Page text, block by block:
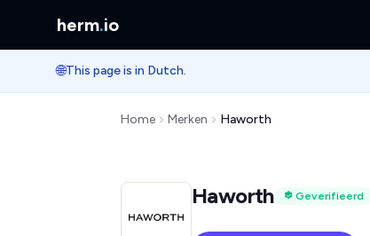
herm.io
🌐This page is in Dutch.
Home Merken Haworth
Haworth Geverifieerd